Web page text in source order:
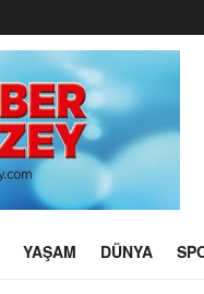
YAŞAM DÜNYA